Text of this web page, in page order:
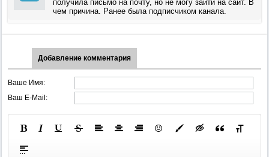
получила письмо на почту, но не могу зайти на сайт. В
чем причина. Ранее была подписчиком канала.
Добавление комментария
Ваше Имя:
Ваш E-Mail: